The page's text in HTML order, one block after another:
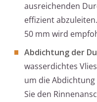
ausreichenden
effizient
50 mm wird
Abdichtung der
wasserdichtes
um die
Sie den